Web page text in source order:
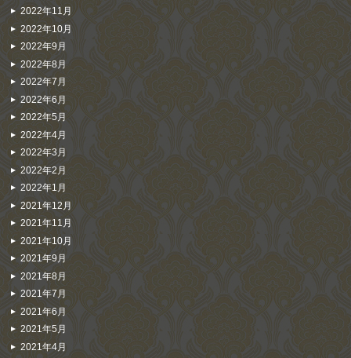
2022年11月
2022年10月
2022年9月
2022年8月
2022年7月
2022年6月
2022年5月
2022年4月
2022年3月
2022年2月
2022年1月
2021年12月
2021年11月
2021年10月
2021年9月
2021年8月
2021年7月
2021年6月
2021年5月
2021年4月